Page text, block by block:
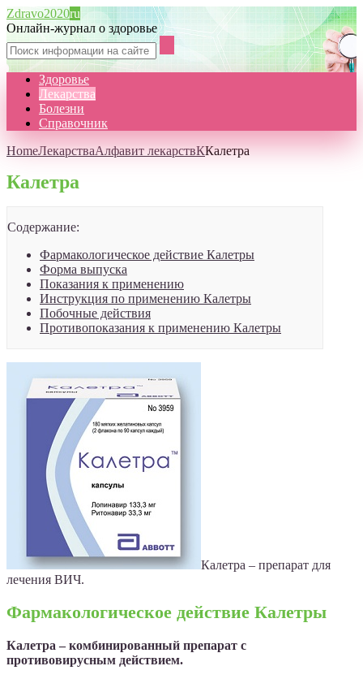
Zdravo2020ru
Онлайн-журнал о здоровье
Здоровье
Лекарства
Болезни
Справочник
HomeЛекарстваАлфавит лекарствККалетра
Калетра
Содержание:
Фармакологическое действие Калетры
Форма выпуска
Показания к применению
Инструкция по применению Калетры
Побочные действия
Противопоказания к применению Калетры
Калетра – препарат для
лечения ВИЧ.
Фармакологическое действие Калетры
Калетра – комбинированный препарат с
противовирусным действием.